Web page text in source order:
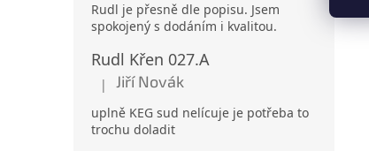
Rudl je přesně dle popisu. Jsem
spokojený s dodáním i kvalitou.
Rudl Křen 027.A
Hodnocení produktu je 5 z 5 hvězdiček.
| Jiří Novák
uplně KEG sud nelícuje je potřeba to
trochu doladit